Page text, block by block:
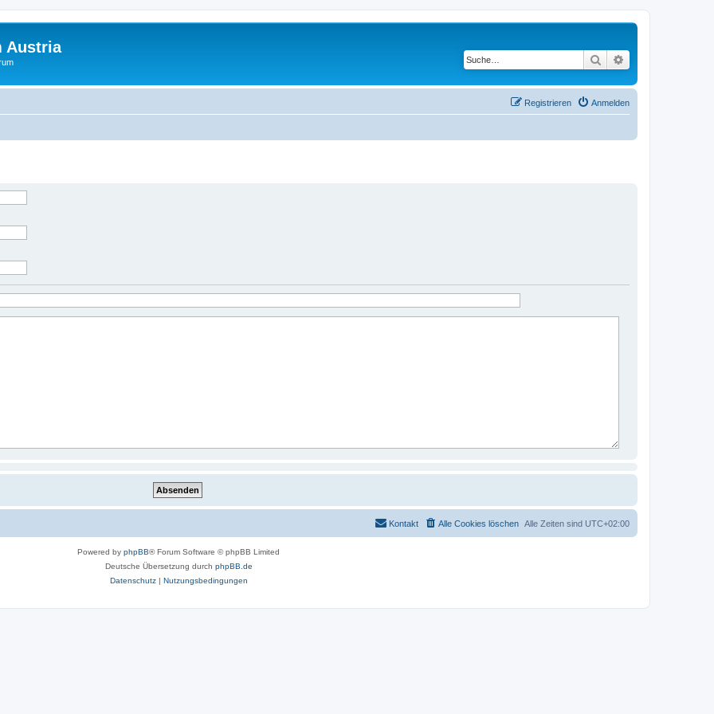
Austria
Suche
Anmelden
Registrieren
Alle Zeiten sind UTC+02:00
Alle Cookies löschen
Kontakt
Powered by phpBB® Forum Software © phpBB Limited
Deutsche Übersetzung durch phpBB.de
Datenschutz| Nutzungsbedingungen